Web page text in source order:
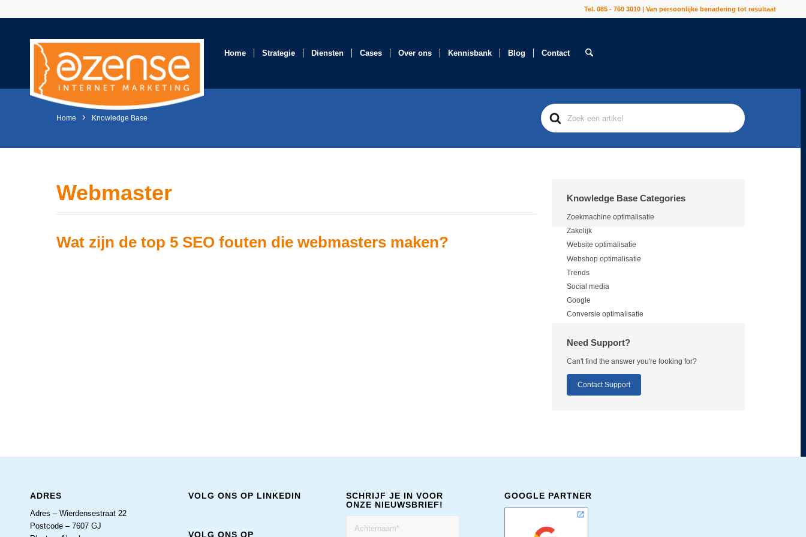
Tel. 085 - 760 3010 | Van persoonlijke benadering tot resultaat
Home Strategie Diensten Cases Over ons Kennisbank Blog Contact
Search
For
Home Knowledge Base
Webmaster
Wat zijn de top 5 SEO fouten die webmasters maken?
Knowledge Base Categories
Zoekmachine optimalisatie
Zakelijk
Website optimalisatie
Webshop optimalisatie
Trends
Social media
Google
Conversie optimalisatie
Need Support?
Can't find the answer you're looking for?
Contact Support
ADRES
Adres – Wierdensestraat 22
Postcode – 7607 GJ
VOLG ONS OP LINKEDIN
VOLG ONS OP
SCHRIJF JE IN VOOR
ONZE NIEUWSBRIEF!
GOOGLE PARTNER